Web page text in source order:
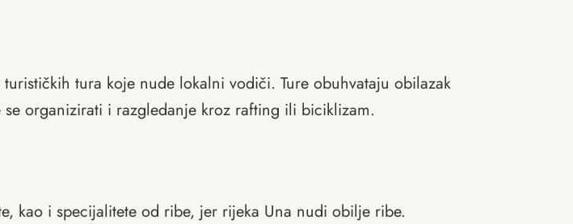
tura koje nude lokalni vodiči. Ture obuhvataju obilazak
organizirati i razgledanje kroz rafting ili biciklizam.
kao i specijalitete od ribe, jer rijeka Una nudi obilje ribe.